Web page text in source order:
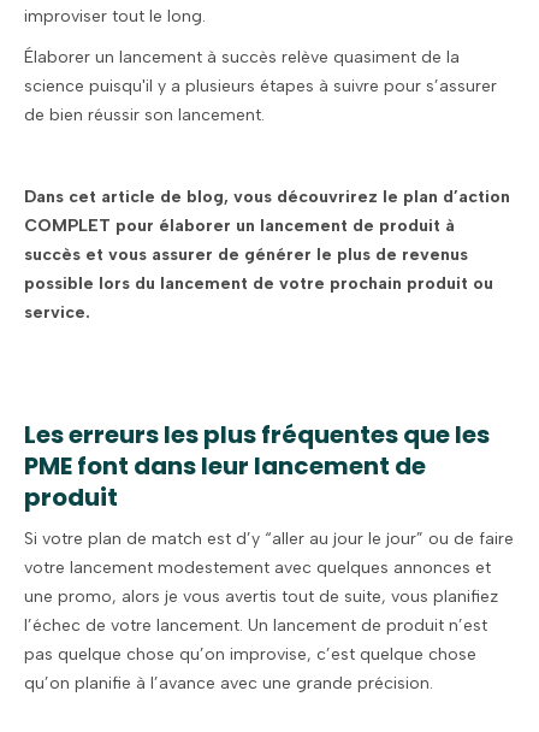
improviser tout le long.
Élaborer un lancement à succès relève quasiment de la
science puisqu'il y a plusieurs étapes à suivre pour s’assurer
de bien réussir son lancement.
Dans cet article de blog, vous découvrirez le plan d’action
COMPLET pour élaborer un lancement de produit à
succès et vous assurer de générer le plus de revenus
possible lors du lancement de votre prochain produit ou
service.
Les erreurs les plus fréquentes que les
PME font dans leur lancement de
produit
Si votre plan de match est d’y “aller au jour le jour” ou de faire
votre lancement modestement avec quelques annonces et
une promo, alors je vous avertis tout de suite, vous planifiez
l’échec de votre lancement. Un lancement de produit n’est
pas quelque chose qu’on improvise, c’est quelque chose
qu’on planifie à l’avance avec une grande précision.